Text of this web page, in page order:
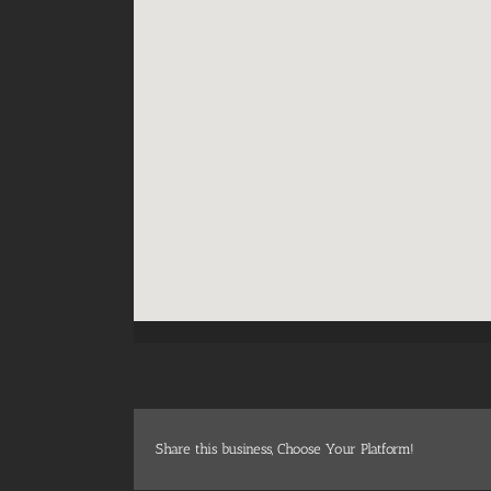
Share this business, Choose Your Platform!